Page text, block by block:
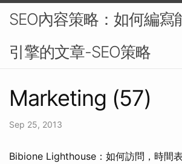
SEO內容策略：如何編寫
引擎的文章-SEO策略
Marketing (57)
Sep 25, 2013
Bibion​​e Lighthouse：如何訪問，時間